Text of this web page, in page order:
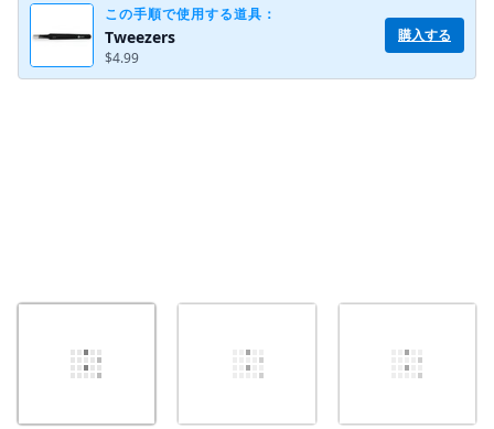
この手順で使用する道具：
Tweezers
$4.99
購入する